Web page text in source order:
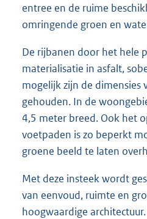
entree en de ruime
omringende groen en
De rijbanen door het hele
materialisatie in asfalt,
mogelijk zijn de dimensies
gehouden. In de
4,5 meter breed. Ook het
voetpaden is zo beperkt
groene beeld te laten
Met deze insteek wordt
van eenvoud, ruimte en
hoogwaardige architectuur.